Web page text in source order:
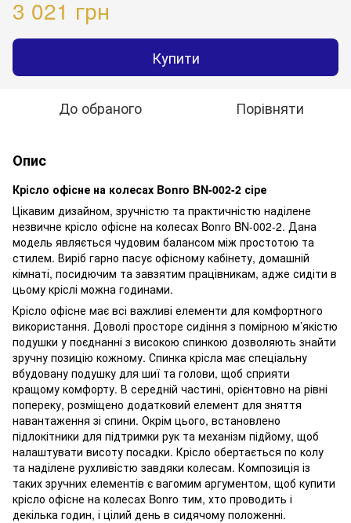
3 021 грн
Купити
До обраного Порівняти
Опис
Крісло офісне на колесах Bonro BN-002-2 сіре
Цікавим дизайном, зручністю та практичністю наділене
незвичне крісло офісне на колесах Bonro BN-002-2. Дана
модель являється чудовим балансом між простотою та
стилем. Виріб гарно пасує офісному кабінету, домашній
кімнаті, посидючим та завзятим працівникам, адже сидіти в
цьому кріслі можна годинами.
Крісло офісне має всі важливі елементи для комфортного
використання. Доволі просторе сидіння з помірною м’якістю
подушки у поєднанні з високою спинкою дозволяють знайти
зручну позицію кожному. Спинка крісла має спеціальну
вбудовану подушку для шиї та голови, щоб сприяти
кращому комфорту. В середній частині, орієнтовно на рівні
попереку, розміщено додатковий елемент для зняття
навантаження зі спини. Окрім цього, встановлено
підлокітники для підтримки рук та механізм підйому, щоб
налаштувати висоту посадки. Крісло обертається по колу
та наділене рухливістю завдяки колесам. Композиція із
таких зручних елементів є вагомим аргументом, щоб купити
крісло офісне на колесах Bonro тим, хто проводить і
декілька годин, і цілий день в сидячому положенні.